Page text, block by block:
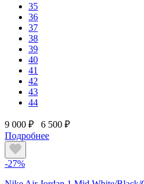
35
36
37
38
39
40
41
42
43
44
9 000 ₽
6 500 ₽
Подробнее
-27%